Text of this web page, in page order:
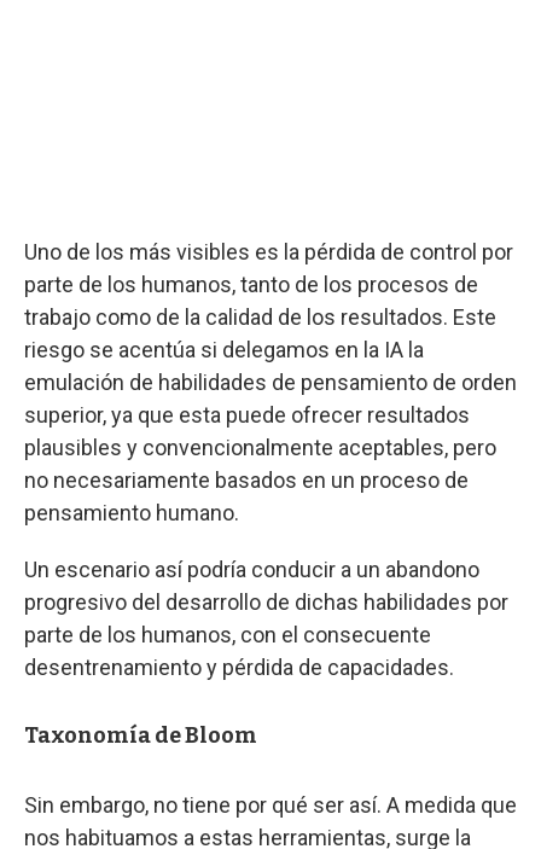
Uno de los más visibles es la pérdida de control por
parte de los humanos, tanto de los procesos de
trabajo como de la calidad de los resultados. Este
riesgo se acentúa si delegamos en la IA la
emulación de habilidades de pensamiento de orden
superior, ya que esta puede ofrecer resultados
plausibles y convencionalmente aceptables, pero
no necesariamente basados en un proceso de
pensamiento humano.
Un escenario así podría conducir a un abandono
progresivo del desarrollo de dichas habilidades por
parte de los humanos, con el consecuente
desentrenamiento y pérdida de capacidades.
Taxonomía de Bloom
Sin embargo, no tiene por qué ser así. A medida que
nos habituamos a estas herramientas, surge la